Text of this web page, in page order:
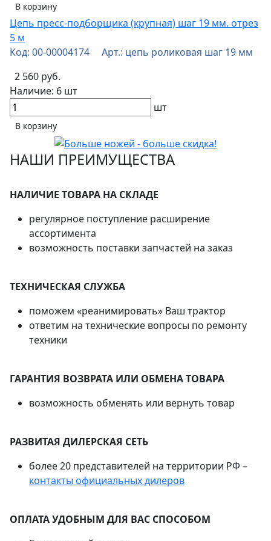
В корзину
Цепь пресс-подборщика (крупная) шаг 19 мм. отрез
5 м
Код: 00-00004174 Арт.: цепь роликовая шаг 19 мм
2 560 руб.
Наличие: 6 шт
шт
В корзину
НАШИ ПРЕИМУЩЕСТВА
НАЛИЧИЕ ТОВАРА НА СКЛАДЕ
регулярное поступление расширение
ассортимента
возможность поставки запчастей на заказ
ТЕХНИЧЕСКАЯ СЛУЖБА
поможем «реанимировать» Ваш трактор
ответим на технические вопросы по ремонту
техники
ГАРАНТИЯ ВОЗВРАТА ИЛИ ОБМЕНА ТОВАРА
возможность обменять или вернуть товар
РАЗВИТАЯ ДИЛЕРСКАЯ СЕТЬ
более 20 представителей на территории РФ –
контакты официальных дилеров
ОПЛАТА УДОБНЫМ ДЛЯ ВАС СПОСОБОМ